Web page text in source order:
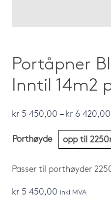
Portåpner
Inntil 14m2
kr 5 450,00 – kr 6 420,00
Porthøyde
Passer til porthøyder
kr 5 450,00 inkl MVA